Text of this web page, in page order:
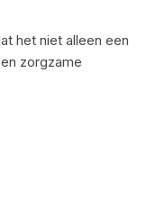
het niet alleen een
zorgzame